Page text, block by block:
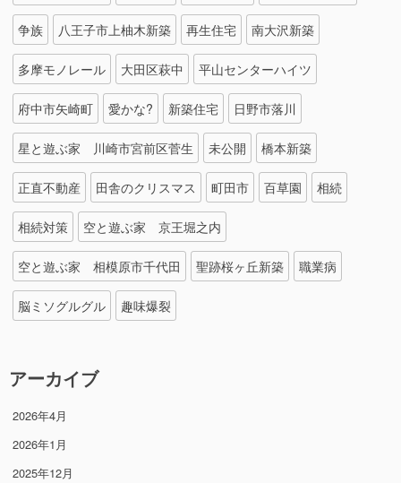
争族 八王子市上柚木新築 再生住宅 南大沢新築
多摩モノレール 大田区萩中 平山センターハイツ
府中市矢崎町 愛かな? 新築住宅 日野市落川
星と遊ぶ家 川崎市宮前区菅生 未公開 橋本新築
正直不動産 田舎のクリスマス 町田市 百草園 相続
相続対策 空と遊ぶ家 京王堀之内
空と遊ぶ家 相模原市千代田 聖跡桜ヶ丘新築 職業病
脳ミソグルグル 趣味爆裂
アーカイブ
2026年4月
2026年1月
2025年12月